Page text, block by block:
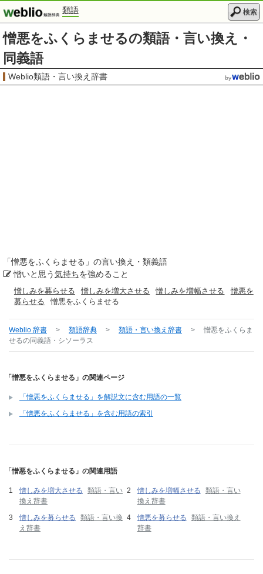
類語 検索
憎悪をふくらませるの類語・言い換え・
同義語
Weblio類語・言い換え辞書
「憎悪をふくらませる 」の言い換え・類義語
憎いと思う気持ちを強めること
憎しみを募らせる 憎しみを増大させる 憎しみを増幅させる
憎悪を
募らせる
憎悪をふくらませる
Weblio 辞書 > 類語辞典 > 類語・言い換え辞書 >
憎悪をふくらま
せるの同義語・シソーラス
「憎悪をふくらませる」の関連ページ
「憎悪をふくらませる」を解説文に含む用語の一覧
「憎悪をふくらませる」を含む用語の索引
「憎悪をふくらませる」の関連用語
憎しみを増大させる
類語・言い
換え辞書
憎しみを増幅させる
類語・言い
換え辞書
憎しみを募らせる
類語・言い換
え辞書
憎悪を募らせる
類語・言い換え
辞書